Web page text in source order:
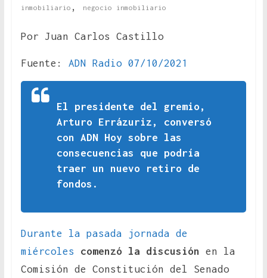
inmobiliario , negocio inmobiliario
Por Juan Carlos Castillo
Fuente: ADN Radio 07/10/2021
El presidente del gremio,
Arturo Errázuriz, conversó
con ADN Hoy sobre las
consecuencias que podría
traer un nuevo retiro de
fondos.
Durante la pasada jornada de
miércoles comenzó la discusión en la
Comisión de Constitución del Senado